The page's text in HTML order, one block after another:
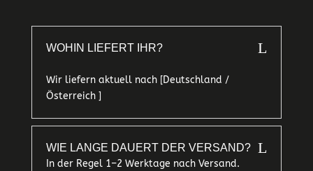
WOHIN LIEFERT IHR? L
Wir liefern aktuell nach [Deutschland /
Österreich ]
WIE LANGE DAUERT DER VERSAND? L
In der Regel 1–2 Werktage nach Versand.